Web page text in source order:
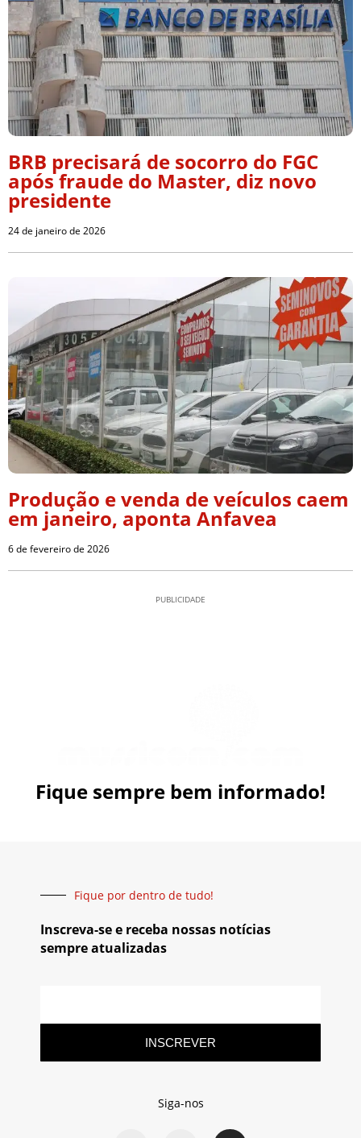
BRB precisará de socorro do FGC
após fraude do Master, diz novo
presidente
24 de janeiro de 2026
Produção e venda de veículos caem
em janeiro, aponta Anfavea
6 de fevereiro de 2026
PUBLICIDADE
Fique sempre bem informado!
Fique por dentro de tudo!
Inscreva-se e receba nossas notícias
sempre atualizadas
INSCREVER
Siga-nos